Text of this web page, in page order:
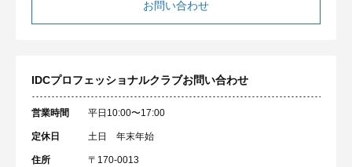
お問い合わせ
IDCプロフェッショナルクラブお問い合わせ
営業時間 平日10:00〜17:00
定休日 土日 年末年始
住所
〒170-0013